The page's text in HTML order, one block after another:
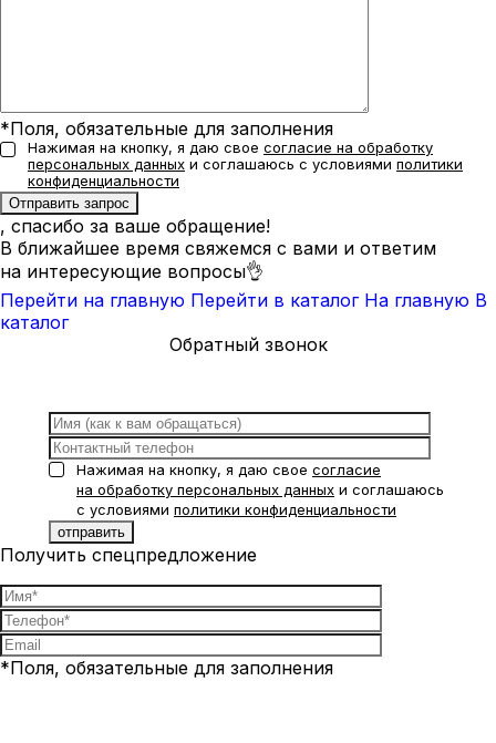
*Поля, обязательные для заполнения
Нажимая на кнопку, я даю свое согласие на обработку
персональных данных и соглашаюсь с условиями политики
конфиденциальности
, спасибо за ваше обращение!
В ближайшее время свяжемся с вами и ответим
на интересующие вопросы👌
Перейти на главную Перейти в каталог На главную В
каталог
Обратный звонок
Нажимая на кнопку, я даю свое согласие
на обработку персональных данных и соглашаюсь
с условиями политики конфиденциальности
Получить спецпредложение
*Поля, обязательные для заполнения